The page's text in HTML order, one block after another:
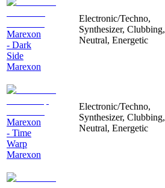
Marexon
- Dark
Side
Marexon
Electronic/Techno,
Synthesizer, Clubbing,
Neutral, Energetic
Marexon
- Time
Warp
Marexon
Electronic/Techno,
Synthesizer, Clubbing,
Neutral, Energetic